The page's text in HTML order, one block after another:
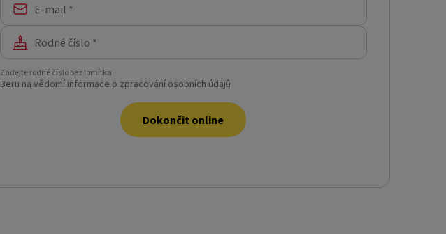
E-mail *
Rodné číslo *
Zadejte rodné číslo bez lomítka
Beru na vědomí informace o zpracování osobních údajů
Dokončit online